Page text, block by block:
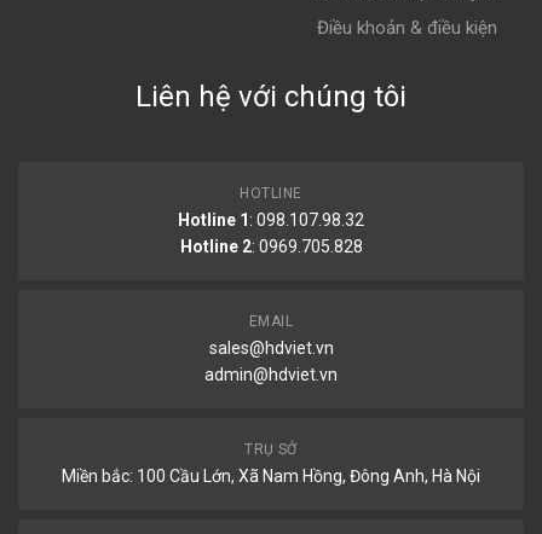
Điều khoản & điều kiện
Liên hệ với chúng tôi
HOTLINE
Hotline 1 : 098.107.98.32
Hotline 2: 0969.705.828
EMAIL
sales@hdviet.vn
admin@hdviet.vn
TRỤ SỞ
Miền bắc: 100 Cầu Lớn, Xã Nam Hồng, Đông Anh, Hà Nội